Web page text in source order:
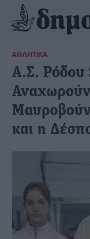
ΑΘΛΗΤΙΚΆ
Α.Σ. Ρόδου
Αναχωρούν
και η